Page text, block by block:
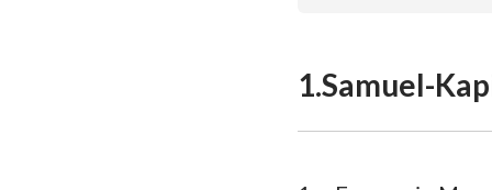
Das alte
1.Samuel-